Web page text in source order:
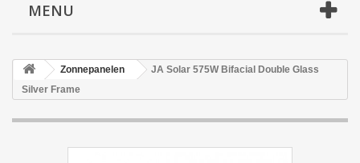
MENU
Zonnepanelen
JA Solar 575W Bifacial Double Glass
Silver Frame